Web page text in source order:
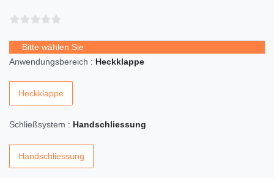
Bitte wählen Sie
Anwendungsbereich : Heckklappe
Heckklappe
Schließsystem : Handschliessung
Handschliessung